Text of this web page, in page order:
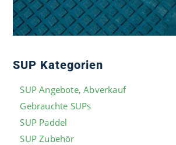
SUP Kategorien
SUP Angebote, Abverkauf
Gebrauchte SUPs
SUP Paddel
SUP Zubehör